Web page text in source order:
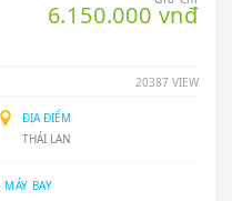
6.150.000 vnđ
20387 VIEW
ĐỊA ĐIỂM
THÁI LAN
MÁY BAY